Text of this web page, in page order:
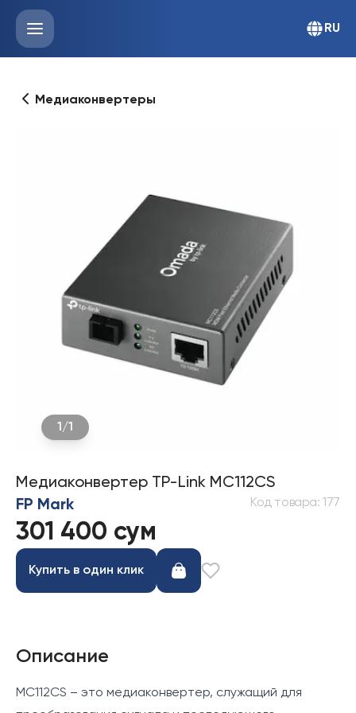
RU
Медиаконвертеры
1 /1
Медиаконвертер TP-Link MC112CS
FP Mark
Код товара:177
301 400 сум
Купить в один клик
Описание
MC112CS – это медиаконвертер, служащий для